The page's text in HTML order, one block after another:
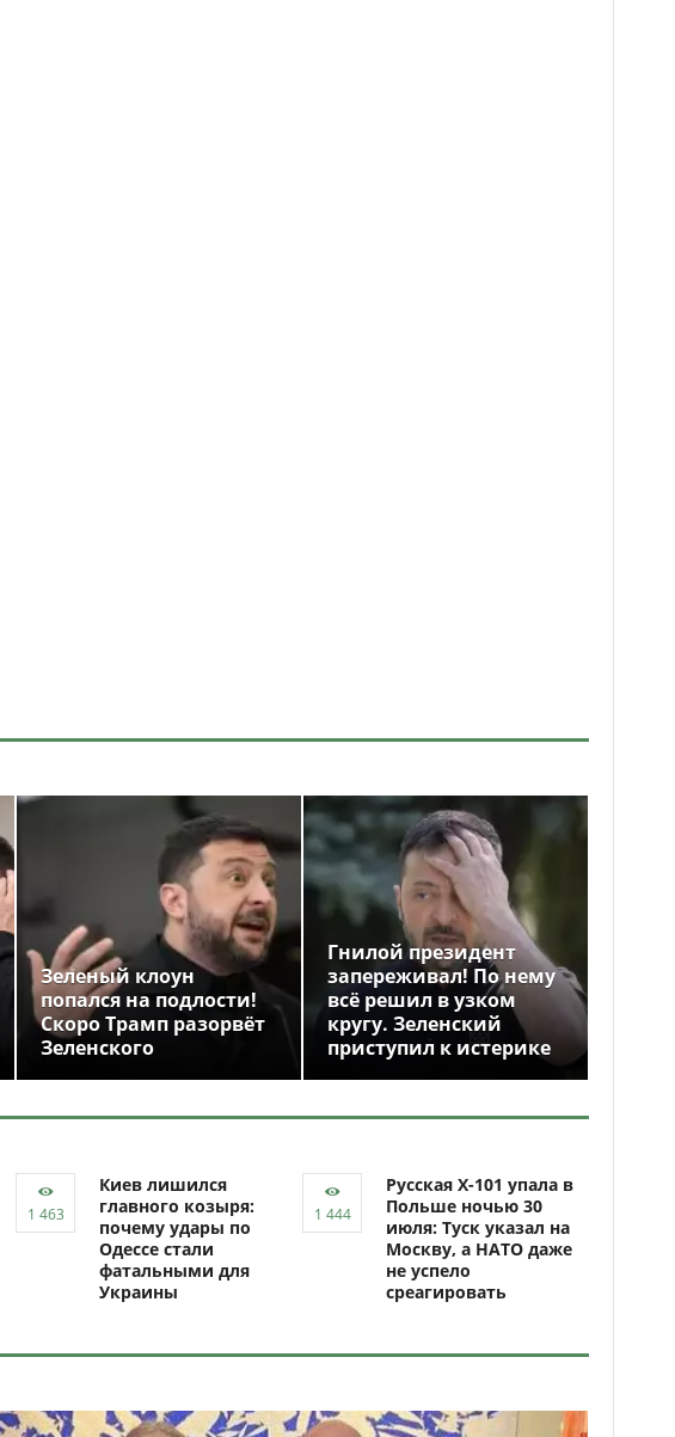
Зеленый клоун
попался на подлости!
Скоро Трамп разорвёт
Зеленского
Гнилой президент
запереживал! По нему
всё решил в узком
кругу. Зеленский
приступил к истерике
Киев лишился
главного козыря:
почему удары по
Одессе стали
фатальными для
Украины
Русская Х-101 упала в
Польше ночью 30
июля: Туск указал на
Москву, а НАТО даже
не успело
среагировать